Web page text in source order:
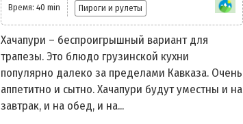
Время: 40 min Пироги и рулеты
Хачапури – беспроигрышный вариант для
трапезы. Это блюдо грузинской кухни
популярно далеко за пределами Кавказа. Очень
аппетитно и сытно. Хачапури будут уместны и на
завтрак, и на обед, и на...